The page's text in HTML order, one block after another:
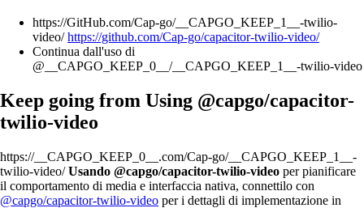
https://GitHub.com/Cap-go/__CAPGO_KEEP_1__-twilio-
video/https://github.com/Cap-go/capacitor-twilio-video/
Continua dall'uso di
@__CAPGO_KEEP_0__/__CAPGO_KEEP_1__-twilio-video
Keep going from Using @capgo/capacitor-
twilio-video
https://__CAPGO_KEEP_0__.com/Cap-go/__CAPGO_KEEP_1__-
twilio-video/Usando @capgo/capacitor-twilio-video per pianificare
il comportamento di media e interfaccia nativa, connettilo con
@capgo/capacitor-twilio-video per i dettagli di implementazione in